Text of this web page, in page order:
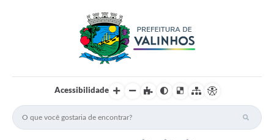
Acessibilidade